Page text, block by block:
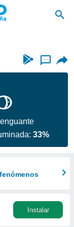
...
33%
Instalar